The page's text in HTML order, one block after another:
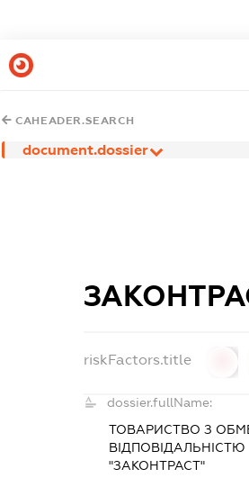
CAHEADER.SEARCH
document.dossier
riskFactors.title
dossier.fullName:
ТОВАРИСТВО З
ВІДПОВІДАЛЬНІСТЮ
"ЗАКОНТРАСТ"